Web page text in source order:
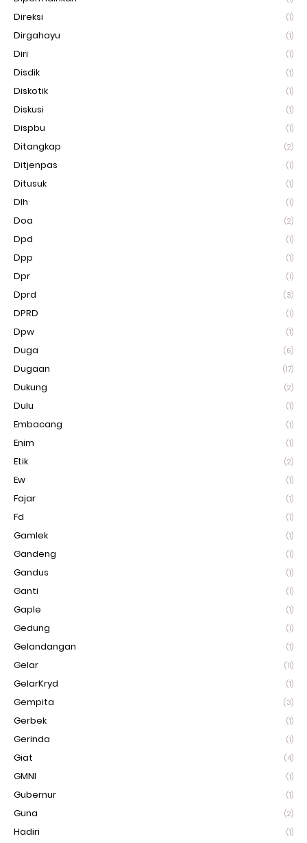
Direksi (1)
Dirgahayu (1)
Diri (1)
Disdik (1)
Diskotik (1)
Diskusi (1)
Dispbu (1)
Ditangkap (2)
Ditjenpas (1)
Ditusuk (1)
Dlh (1)
Doa (2)
Dpd (1)
Dpp (1)
Dpr (1)
Dprd (3)
DPRD (1)
Dpw (1)
Duga (6)
Dugaan (17)
Dukung (2)
Dulu (1)
Embacang (1)
Enim (1)
Etik (2)
Ew (1)
Fajar (1)
Fd (1)
Gamlek (1)
Gandeng (1)
Gandus (1)
Ganti (1)
Gaple (1)
Gedung (1)
Gelandangan (1)
Gelar (11)
GelarKryd (1)
Gempita (3)
Gerbek (1)
Gerinda (1)
Giat (4)
GMNI (1)
Gubernur (1)
Guna (2)
Hadiri (1)